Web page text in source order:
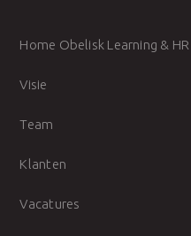
Home Obelisk Learning & HR
Visie
Team
Klanten
Vacatures